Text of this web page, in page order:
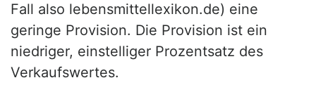
Fall also lebensmittellexikon.de) eine
geringe Provision. Die Provision ist ein
niedriger, einstelliger Prozentsatz des
Verkaufswertes.